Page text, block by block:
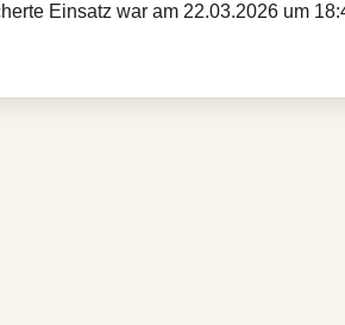
Einsatz war am 22.03.2026 um